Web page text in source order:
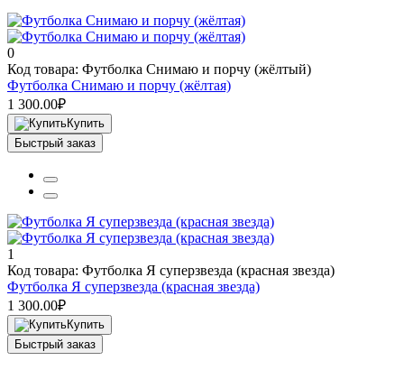
0
Код товара: Футболка Снимаю и порчу (жёлтый)
Футболка Снимаю и порчу (жёлтая)
1 300.00₽
Купить
Быстрый заказ
1
Код товара: Футболка Я суперзвезда (красная звезда)
Футболка Я суперзвезда (красная звезда)
1 300.00₽
Купить
Быстрый заказ